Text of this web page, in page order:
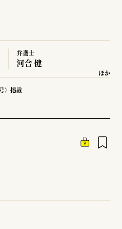
弁護士
河合 健
ほか
）掲載